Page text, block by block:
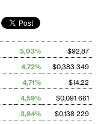
5,03%
$92,87
4,72%
$0,383 349
4,71%
$14,22
4,59%
$0,091 661
3,84%
$0,138 229